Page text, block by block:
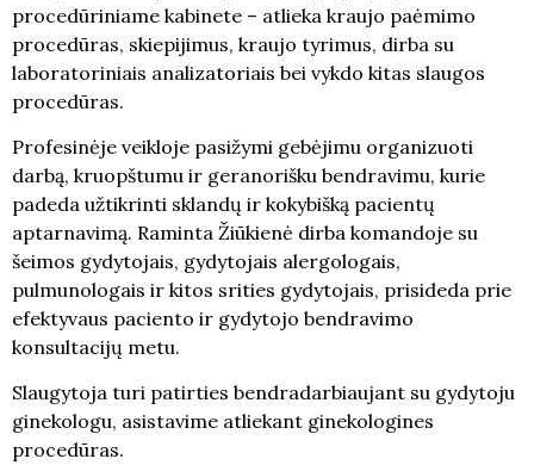
procedūriniame kabinete – atlieka kraujo paėmimo
procedūras, skiepijimus, kraujo tyrimus, dirba su
laboratoriniais analizatoriais bei vykdo kitas slaugos
procedūras.
Profesinėje veikloje pasižymi gebėjimu organizuoti
darbą, kruopštumu ir geranorišku bendravimu, kurie
padeda užtikrinti sklandų ir kokybišką pacientų
aptarnavimą. Raminta Žiūkienė dirba komandoje su
šeimos gydytojais, gydytojais alergologais,
pulmunologais ir kitos srities gydytojais, prisideda prie
efektyvaus paciento ir gydytojo bendravimo
konsultacijų metu.
Slaugytoja turi patirties bendradarbiaujant su gydytoju
ginekologu, asistavime atliekant ginekologines
procedūras.